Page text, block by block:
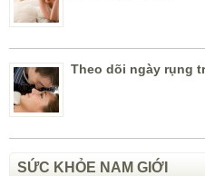
Theo dõi ngày rụng
SỨC KHỎE NAM GIỚI